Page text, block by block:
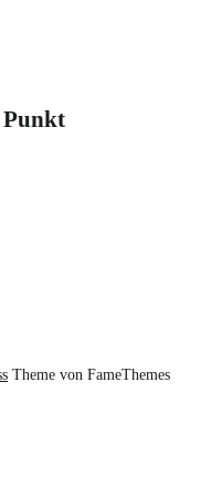
Theme von FameThemes